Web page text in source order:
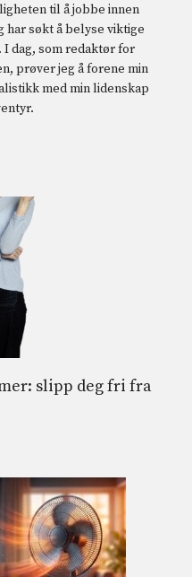
til å jobbe innen
har søkt å belyse viktige
dag, som redaktør for
prøver jeg å forene min
med min lidenskap
slipp deg fri fra